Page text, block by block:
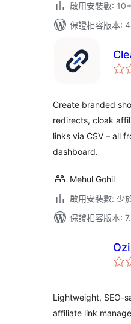
啟用安裝數: 10+
保證相容版本:
Create branded
redirects, cloak
links via CSV – all
dashboard.
Mehul Gohil
啟用安裝數: 少
保證相容版本:
Lightweight, SEO-
affiliate link